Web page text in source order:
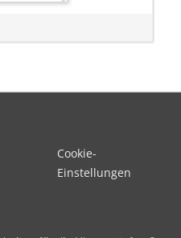
Cookie-
Einstellungen